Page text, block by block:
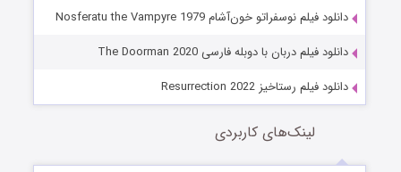
دانلود فیلم نوسفراتو خون‌آشام Nosferatu the Vampyre 1979
دانلود فیلم دربان با دوبله فارسی The Doorman 2020
دانلود فیلم رستاخیز Resurrection 2022
لینک‌های کاربردی